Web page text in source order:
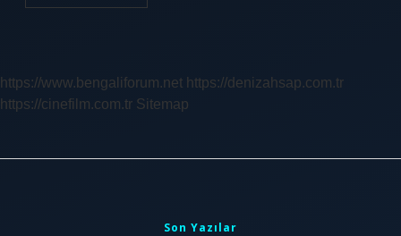
Geçirmez
https://www.bengaliforum.net https://denizahsap.com.tr
https://cinefilm.com.tr Sitemap
Son Yazılar